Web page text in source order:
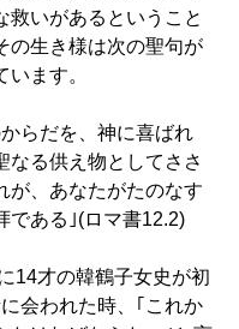
救いがあるということ
の生き様は次の聖句が
ます。
らだを、神に喜ばれ
なる供え物としてささ
が、あなたがたのなす
である｣(ロマ書12.2)
14才の韓鶴子女史が初
会われた時、｢これか